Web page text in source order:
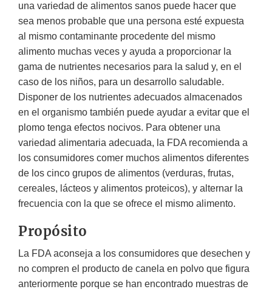
una variedad de alimentos sanos puede hacer que
sea menos probable que una persona esté expuesta
al mismo contaminante procedente del mismo
alimento muchas veces y ayuda a proporcionar la
gama de nutrientes necesarios para la salud y, en el
caso de los niños, para un desarrollo saludable.
Disponer de los nutrientes adecuados almacenados
en el organismo también puede ayudar a evitar que el
plomo tenga efectos nocivos. Para obtener una
variedad alimentaria adecuada, la FDA recomienda a
los consumidores comer muchos alimentos diferentes
de los cinco grupos de alimentos (verduras, frutas,
cereales, lácteos y alimentos proteicos), y alternar la
frecuencia con la que se ofrece el mismo alimento.
Propósito
La FDA aconseja a los consumidores que desechen y
no compren el producto de canela en polvo que figura
anteriormente porque se han encontrado muestras de